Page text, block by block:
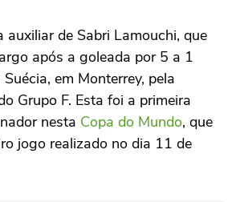
auxiliar de Sabri Lamouchi, que
após a goleada por 5 a 1
em Monterrey, pela
Grupo F. Esta foi a primeira
nesta Copa do Mundo, que
jogo realizado no dia 11 de